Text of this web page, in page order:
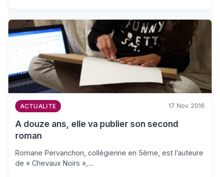
ACTUALITE 17 Nov 2016
A douze ans, elle va publier son second
roman
Romane Pervanchon, collégienne en 5ème, est l’auteure
de « Chevaux Noirs »,…